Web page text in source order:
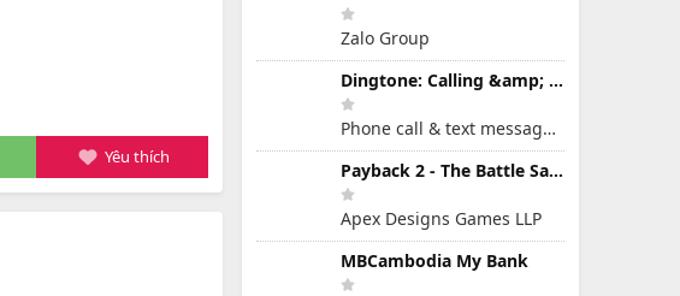
Yêu thích
Zalo Group
Dingtone: Calling &amp; Texting
Phone call & text message app
Payback 2 - The Battle Sandbox
Apex Designs Games LLP
MBCambodia My Bank